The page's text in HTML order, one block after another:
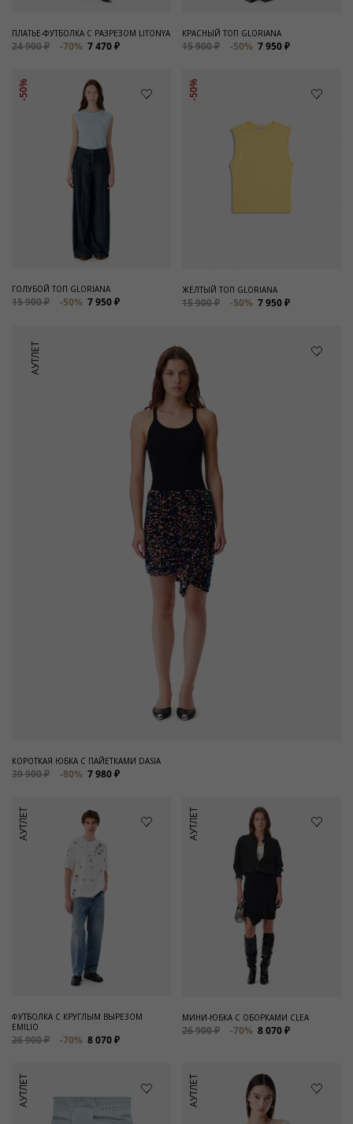
ПЛАТЬЕ-ФУТБОЛКА С РАЗРЕЗОМ LITONYA
24 900 ₽ -70% 7 470 ₽
КРАСНЫЙ ТОП GLORIANA
15 900 ₽ -50% 7 950 ₽
-50%
ГОЛУБОЙ ТОП GLORIANA
15 900 ₽ -50% 7 950 ₽
-50%
ЖЕЛТЫЙ ТОП GLORIANA
15 900 ₽ -50% 7 950 ₽
АУТЛЕТ
КОРОТКАЯ ЮБКА С ПАЙЕТКАМИ DASIA
39 900 ₽ -80% 7 980 ₽
АУТЛЕТ
ФУТБОЛКА С КРУГЛЫМ ВЫРЕЗОМ
EMILIO
26 900 ₽ -70% 8 070 ₽
АУТЛЕТ
МИНИ-ЮБКА С ОБОРКАМИ CLEA
26 900 ₽ -70% 8 070 ₽
АУТЛЕТ АУТЛЕТ